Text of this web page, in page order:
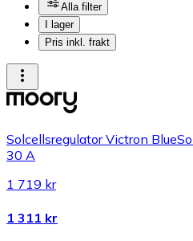
Alla filter
I lager
Pris inkl. frakt
Solcellsregulator Victron
30 A
1 719 kr
1 311 kr